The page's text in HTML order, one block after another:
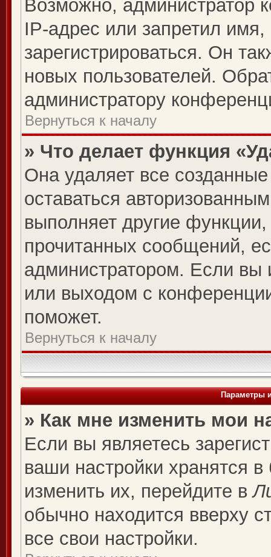
Возможно, администратор
IP-адрес или запретил
зарегистрироваться. Он
новых пользователей.
администратору
Вернуться к началу
» Что делает функция
Она удаляет все
оставаться
выполняет другие
прочитанных сообщений,
администратором. Если вы
или выходом с
поможет.
Вернуться к началу
Параметры
» Как мне изменить мои
Если вы являетесь
ваши настройки хранятся
изменить их, перейдите в
обычно находится вверху
все свои настройки.